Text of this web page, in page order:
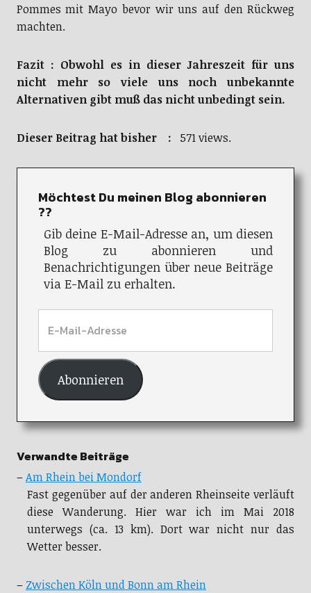
Pommes mit Mayo bevor wir uns auf den Rückweg
machten.
Fazit : Obwohl es in dieser Jahreszeit für uns
nicht mehr so viele uns noch unbekannte
Alternativen gibt muß das nicht unbedingt sein.
Dieser Beitrag hat bisher : 571 views.
Möchtest Du meinen Blog abonnieren
??
Gib deine E-Mail-Adresse an, um diesen
Blog zu abonnieren und
Benachrichtigungen über neue Beiträge
via E-Mail zu erhalten.
Abonnieren
Verwandte Beiträge
–Am Rhein bei Mondorf
Fast gegenüber auf der anderen Rheinseite verläuft
diese Wanderung. Hier war ich im Mai 2018
unterwegs (ca. 13 km). Dort war nicht nur das
Wetter besser.
– Zwischen Köln und Bonn am Rhein